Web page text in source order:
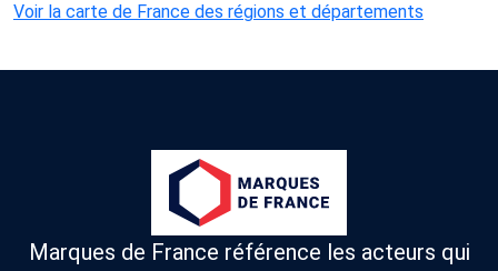
Voir la carte de France des régions et départements
Marques de France référence les acteurs qui